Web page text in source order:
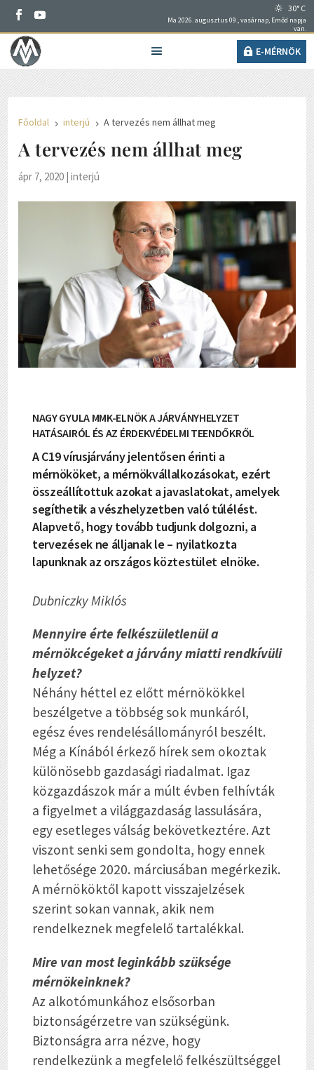
30° C
Ma 2026. augusztus 09., vasárnap, Emőd napja
van.
E-MÉRNÖK
Főoldal 5 interjú 5 A tervezés nem állhat meg
A tervezés nem állhat meg
ápr 7, 2020 |interjú
NAGY GYULA MMK-ELNÖK A JÁRVÁNYHELYZET
HATÁSAIRÓL ÉS AZ ÉRDEKVÉDELMI TEENDŐKRŐL
A C19 vírusjárvány jelentősen érinti a
mérnököket, a mérnökvállalkozásokat, ezért
összeállítottuk azokat a javaslatokat, amelyek
segíthetik a vészhelyzetben való túlélést.
Alapvető, hogy tovább tudjunk dolgozni, a
tervezések ne álljanak le – nyilatkozta
lapunknak az országos köztestület elnöke.
Dubniczky Miklós
Mennyire érte felkészületlenül a
mérnökcégeket a járvány miatti rendkívüli
helyzet?
Néhány héttel ez előtt mérnökökkel
beszélgetve a többség sok munkáról,
egész éves rendelésállományról beszélt.
Még a Kínából érkező hírek sem okoztak
különösebb gazdasági riadalmat. Igaz
közgazdászok már a múlt évben felhívták
a figyelmet a világgazdaság lassulására,
egy esetleges válság bekövetkeztére. Azt
viszont senki sem gondolta, hogy ennek
lehetősége 2020. márciusában megérkezik.
A mérnököktől kapott visszajelzések
szerint sokan vannak, akik nem
rendelkeznek megfelelő tartalékkal.
Mire van most leginkább szüksége
mérnökeinknek?
Az alkotómunkához elsősorban
biztonságérzetre van szükségünk.
Biztonságra arra nézve, hogy
rendelkezünk a megfelelő felkészültséggel